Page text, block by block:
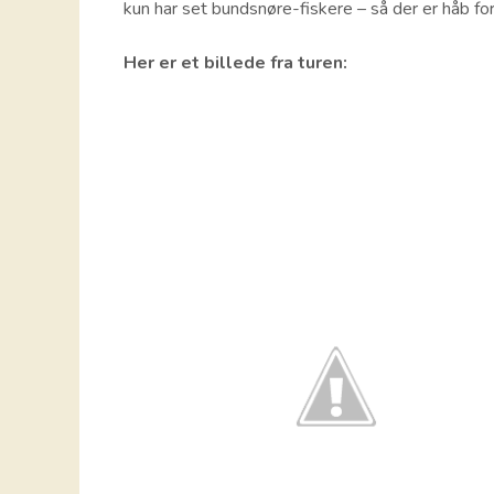
kun har set bundsnøre-fiskere – så der er håb
Her er et billede fra turen: